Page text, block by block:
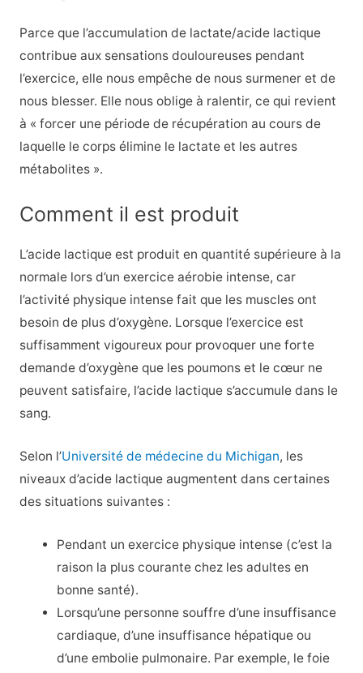
Parce que l’accumulation de lactate/acide lactique
contribue aux sensations douloureuses pendant
l’exercice, elle nous empêche de nous surmener et de
nous blesser. Elle nous oblige à ralentir, ce qui revient
à « forcer une période de récupération au cours de
laquelle le corps élimine le lactate et les autres
métabolites ».
Comment il est produit
L’acide lactique est produit en quantité supérieure à la
normale lors d’un exercice aérobie intense, car
l’activité physique intense fait que les muscles ont
besoin de plus d’oxygène. Lorsque l’exercice est
suffisamment vigoureux pour provoquer une forte
demande d’oxygène que les poumons et le cœur ne
peuvent satisfaire, l’acide lactique s’accumule dans le
sang.
Selon l’Université de médecine du Michigan, les
niveaux d’acide lactique augmentent dans certaines
des situations suivantes :
Pendant un exercice physique intense (c’est la
raison la plus courante chez les adultes en
bonne santé).
Lorsqu’une personne souffre d’une insuffisance
cardiaque, d’une insuffisance hépatique ou
d’une embolie pulmonaire. Par exemple, le foie